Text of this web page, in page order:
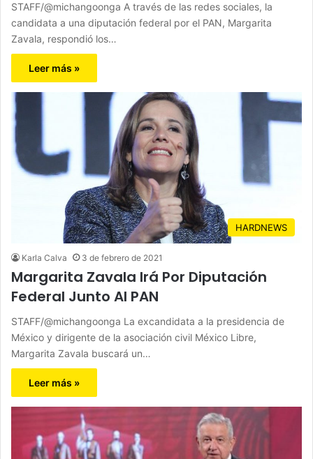
STAFF/@michangoonga A través de las redes sociales, la
candidata a una diputación federal por el PAN, Margarita
Zavala, respondió los…
Leer más »
HARDNEWS
Karla Calva 3 de febrero de 2021
Margarita Zavala Irá Por Diputación
Federal Junto Al PAN
STAFF/@michangoonga La excandidata a la presidencia de
México y dirigente de la asociación civil México Libre,
Margarita Zavala buscará un…
Leer más »